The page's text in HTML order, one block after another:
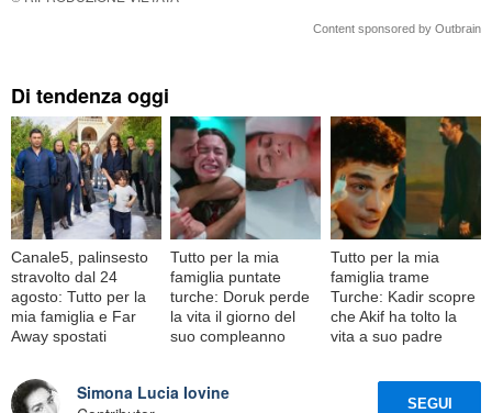
Content sponsored by Outbrain
Di tendenza oggi
Canale5, palinsesto
stravolto dal 24
agosto: Tutto per la
mia famiglia e Far
Away spostati
Tutto per la mia
famiglia puntate
turche: Doruk perde
la vita il giorno del
suo compleanno
Tutto per la mia
famiglia trame
Turche: Kadir scopre
che Akif ha tolto la
vita a suo padre
Simona Lucia Iovine
SEGUI